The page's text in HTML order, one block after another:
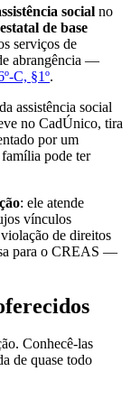
social no
de base
serviços de
abrangência —
C, §1º.
assistência social
no CadÚnico, tira
por um
família pode ter
: ele atende
vínculos
de direitos
para o CREAS —
Conhecê-las
de quase todo